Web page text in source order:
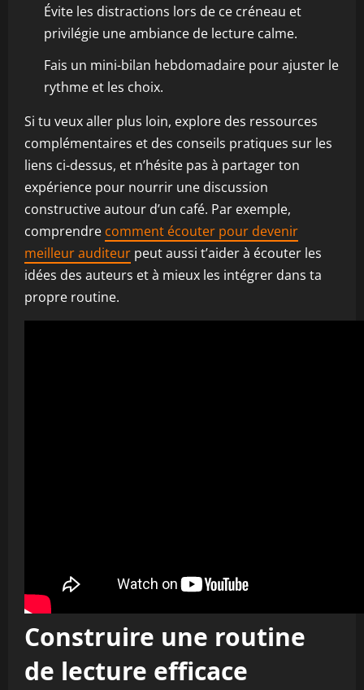
Évite les distractions lors de ce créneau et
privilégie une ambiance de lecture calme.
Fais un mini-bilan hebdomadaire pour ajuster le
rythme et les choix.
Si tu veux aller plus loin, explore des ressources
complémentaires et des conseils pratiques sur les
liens ci-dessus, et n’hésite pas à partager ton
expérience pour nourrir une discussion
constructive autour d’un café. Par exemple,
comprendre comment écouter pour devenir
meilleur auditeur peut aussi t’aider à écouter les
idées des auteurs et à mieux les intégrer dans ta
propre routine.
Construire une routine
de lecture efficace